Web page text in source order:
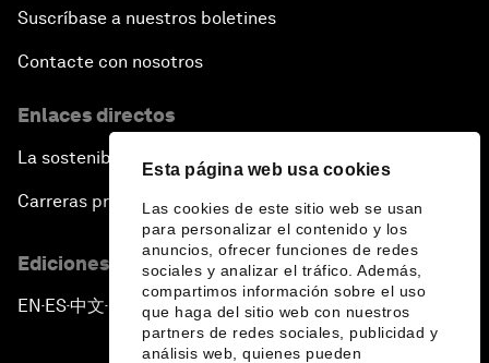
Esta página web usa cookies
Las cookies de este sitio web se usan
para personalizar el contenido y los
anuncios, ofrecer funciones de redes
sociales y analizar el tráfico. Además,
compartimos información sobre el uso
que haga del sitio web con nuestros
partners de redes sociales, publicidad y
análisis web, quienes pueden
Unblocking Blockchain
Co-Chair Roundtable: Building a Global Brand
Welcome to the Annual Meeting of the New
Champions 2016
Opening Plenary with Premier Li Keqiang
Suscríbase a nuestros boletines
Contacte con nosotros
Enlaces directos
La sostenibilidad en el Foro
Carreras profesionales
Ediciones en otros idiomas
EN ▪ES▪中文▪ 日本語